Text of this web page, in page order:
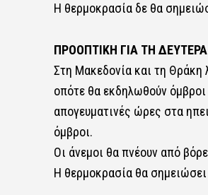
Η θερμοκρασία δε θα
ΠΡΟΟΠΤΙΚΗ ΓΙΑ ΤΗ
Στη Μακεδονία και τη Θράκη
οπότε θα εκδηλωθούν όμβροι
απογευματινές ώρες στα
όμβροι.
Οι άνεμοι θα πνέουν από
Η θερμοκρασία θα